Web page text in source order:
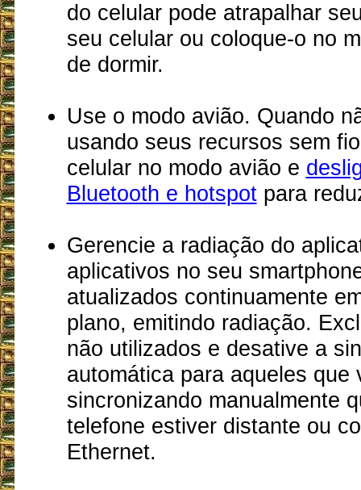
do celular pode atrapalhar
seu celular ou coloque-o no
de dormir.
Use o modo avião. Quando
usando seus recursos sem
celular no modo avião e
Bluetooth e hotspotpara
Gerencie a radiação do
aplicativos no seu
atualizados continuamente
plano, emitindo radiação.
não utilizados e desative a
automática para aqueles que
sincronizando manualmente
telefone estiver distante ou
Ethernet.